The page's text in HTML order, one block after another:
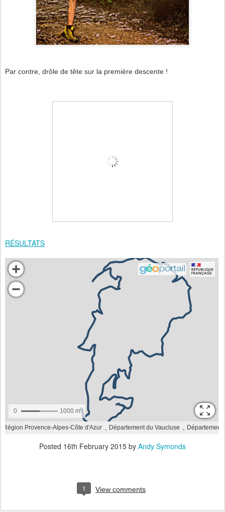
Par contre, drôle de tête sur la première descente !
RÉSULTATS
Posted 16th February 2015 by Andy Symonds
1 View comments